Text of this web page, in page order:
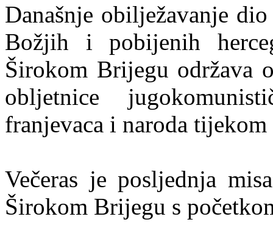
Današnje obilježavanje
Božjih i pobijenih
Širokom Brijegu održava
obljetnice
franjevaca i naroda
Večeras je posljednja
Širokom Brijegu s